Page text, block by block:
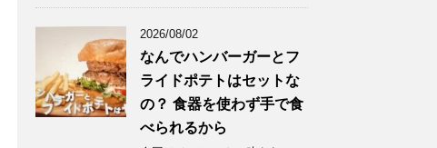
2026/08/02
なんでハンバーガーとフ
ライドポテトはセットな
の？ 食器を使わず手で食
べられるから